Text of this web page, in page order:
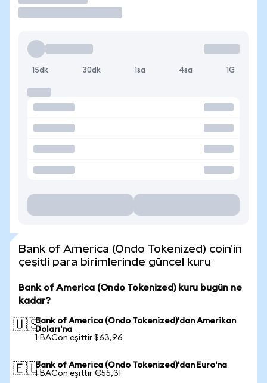
15dk 30dk 1sa 4sa 1G
Bank of America (Ondo Tokenized) coin'in
çeşitli para birimlerinde güncel kuru
Bank of America (Ondo Tokenized) kuru bugün ne
kadar?
🇺🇸Bank of America (Ondo Tokenized)'dan Amerikan
Doları'na
1 BACon eşittir $63,96
🇪🇺Bank of America (Ondo Tokenized)'dan Euro'na
1 BACon eşittir €55,31